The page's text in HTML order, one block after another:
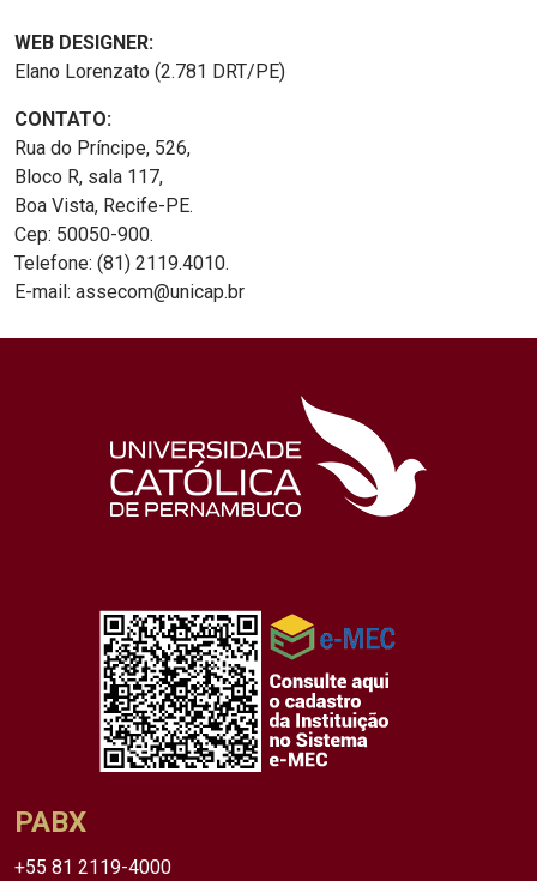
WEB DESIGNER:
Elano Lorenzato (2.781 DRT/PE)
CONTATO:
Rua do Príncipe, 526,
Bloco R, sala 117,
Boa Vista, Recife-PE.
Cep: 50050-900.
Telefone: (81) 2119.4010.
E-mail: assecom@unicap.br
PABX
+55 81 2119-4000